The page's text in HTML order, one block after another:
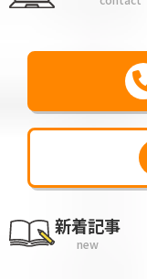
新着記事
new